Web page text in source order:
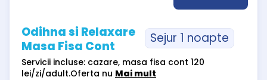
Odihna si Relaxare
Masa Fisa Cont
Sejur 1 noapte
Servicii incluse: cazare, masa fisa cont 120
lei/zi/adult.Oferta nu Mai mult